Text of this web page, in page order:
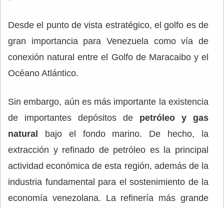
Desde el punto de vista estratégico, el golfo es de
gran importancia para Venezuela como vía de
conexión natural entre el Golfo de Maracaibo y el
Océano Atlántico.
Sin embargo, aún es más importante la existencia
de importantes depósitos de petróleo y gas
natural bajo el fondo marino. De hecho, la
extracción y refinado de petróleo es la principal
actividad económica de esta región, además de la
industria fundamental para el sostenimiento de la
economía venezolana. La refinería más grande